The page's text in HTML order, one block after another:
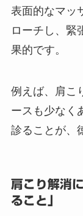
表面的なマッ
ローチし、緊
果的です。
例えば、肩こ
ースも少なく
診ることが、
肩こり解消
ること」